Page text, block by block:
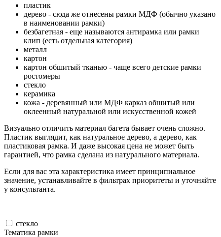
пластик
дерево - сюда же отнесены рамки МДФ (обычно указано
в наименовании рамки)
безбагетная - еще называются антирамка или рамки
клип (есть отдельная категория)
металл
картон
картон обшитый тканью - чаще всего детские рамки
ростомеры
стекло
керамика
кожа - деревянный или МДФ карказ обшитый или
оклеенный натуральной или искусственной кожей
Визуально отличить материал багета бывает очень сложно.
Пластик выглядит, как натуральное дерево, а дерево, как
пластиковая рамка. И даже высокая цена не может быть
гарантией, что рамка сделана из натурального материала.
Если для вас эта характеристика имеет принципиальное
значение, устанавливайте в фильтрах приоритеты и уточняйте
у консультанта.
стекло
Тематика рамки